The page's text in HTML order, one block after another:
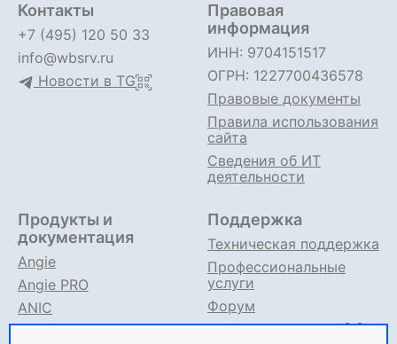
Контакты
+7 (495) 120 50 33
info@wbsrv.ru
Новости в TG
Правовая
информация
ИНН: 9704151517
ОГРН: 1227700436578
Правовые документы
Правила использования
сайта
Сведения об ИТ
деятельности
Продукты и
документация
Angie
Angie PRO
ANIC
Angie ADC
Поддержка
Техническая поддержка
Профессиональные
услуги
Форум
Поддержка в TG